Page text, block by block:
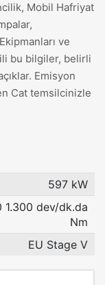
Mobil Hafriyat
ve
bu bilgiler, belirli
Emisyon
Cat temsilcinizle
597 kW
1.300 dev/dk.da
Nm
EU Stage V